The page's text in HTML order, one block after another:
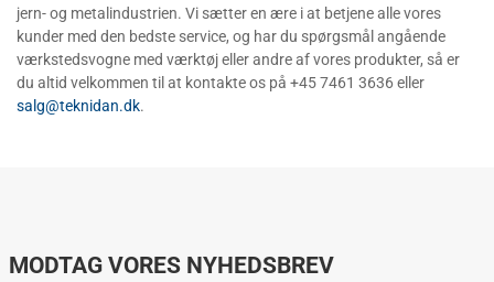
jern- og metalindustrien. Vi sætter en ære i at betjene alle vores
kunder med den bedste service, og har du spørgsmål angående
værkstedsvogne med værktøj eller andre af vores produkter, så er
du altid velkommen til at kontakte os på +45 7461 3636 eller
salg@teknidan.dk.
MODTAG VORES NYHEDSBREV